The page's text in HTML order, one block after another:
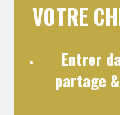
VOTRE
Entrer
partage